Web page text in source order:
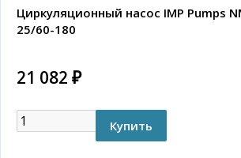
Циркуляционный насос IMP Pumps
25/60-180
21 082 ₽